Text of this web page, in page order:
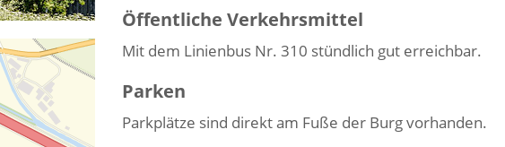
Öffentliche Verkehrsmittel
Mit dem Linienbus Nr. 310 stündlich gut erreichbar.
Parken
Parkplätze sind direkt am Fuße der Burg vorhanden.